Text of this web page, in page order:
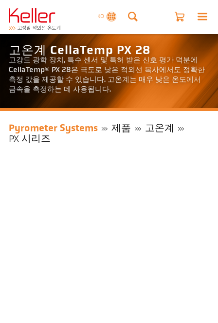
KO
고온계 CellaTemp PX 28
고강도 광학 장치, 특수 센서 및 특허 받은 신호 평가 덕분에
CellaTemp® PX 28은 극도로 낮은 적외선 복사에서도 정확한
측정 값을 제공할 수 있습니다. 고온계는 매우 낮은 온도에서
금속을 측정하는 데 사용됩니다.
Pyrometer Systems 제품
고온계
PX 시리즈